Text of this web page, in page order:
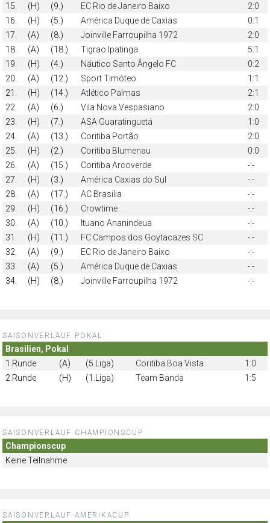
15.
(H) (9.) EC Rio de Janeiro Baixo
2:0
16.
(H) (5.) América Duque de Caxias
0:1
17.
(A) (8.) Joinville Farroupilha 1972
2:0
18.
(A) (18.) Tigrao Ipatinga
5:1
19.
(H) (4.) Náutico Santo Ângelo FC
0:2
20.
(A) (12.) Sport Timóteo
1:1
21.
(H) (14.) Atlético Palmas
2:1
22.
(A) (6.) Vila Nova Vespasiano
2:0
23.
(H) (7.) ASA Guaratinguetá
1:0
24.
(A) (13.) Coritiba Portão
2:0
25.
(H) (2.) Coritiba Blumenau
0:0
26.
(A) (15.) Coritiba Arcoverde
-:-
27.
(H) (3.) América Caxias do Sul
-:-
28.
(A) (17.) AC Brasilia
-:-
29.
(H) (16.) Crowtime
-:-
30.
(A) (10.) Ituano Ananindeua
-:-
31.
(H) (11.) FC Campos dos Goytacazes SC
-:-
32.
(A) (9.) EC Rio de Janeiro Baixo
-:-
33.
(A) (5.) América Duque de Caxias
-:-
34.
(H) (8.) Joinville Farroupilha 1972 -:-
SAISONVERLAUF POKAL:
Brasilien, Pokal
1.Runde
(A) (5.Liga) Coritiba Boa Vista
1:0
2.Runde
(H) (1.Liga) Team Banda 1:5
SAISONVERLAUF CHAMPIONSCUP
Championscup
Keine Teilnahme
SAISONVERLAUF AMERIKACUP